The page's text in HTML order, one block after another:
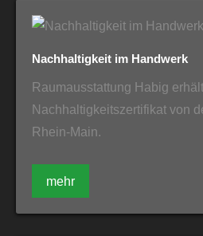
Nachhaltigkeit im Handwerk
Raumausstattung Habig erhält
Nachhaltigkeitszertifikat von
Rhein-Main.
mehr